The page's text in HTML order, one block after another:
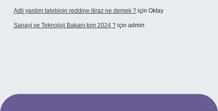
Adli yardım talebinin reddine itiraz ne demek ? için Oktay
Sanayi ve Teknoloji Bakanı kim 2024 ? için admin
giriş